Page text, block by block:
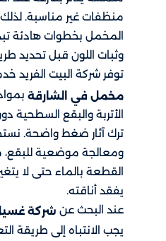
منظفات غير مناسبة.
المخمل بخطوات هادئة
وثبات اللون قبل تحديد
توفر شركة البيت الفريد
مخمل في الشارقة
الأتربة والبقع السطحية
ترك آثار ضغط واضحة.
ومعالجة موضعية للبقع،
القطعة بالماء حتى لا
يفقد أناقته.
عند البحث عن شركة
يجب الانتباه إلى طريقة